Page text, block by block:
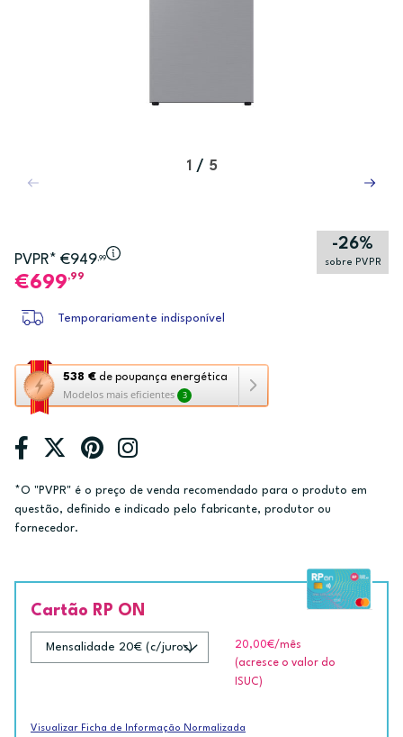
1 / 5
PVPR* €949,99
-26%
sobre PVPR
699,99
Temporariamente indisponível
538 € de poupança energética
Modelos mais eficientes 3
Esta
ação
abre
a
ferramenta
de
poupança
energética
*O "PVPR" é o preço de venda recomendado para o produto em
questão, definido e indicado pelo fabricante, produtor ou
fornecedor.
Cartão RP ON
20,00€/mês
(acresce o valor do
ISUC)
Visualizar Ficha de Informação Normalizada